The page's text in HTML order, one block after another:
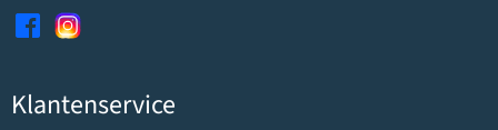
Klantenservice